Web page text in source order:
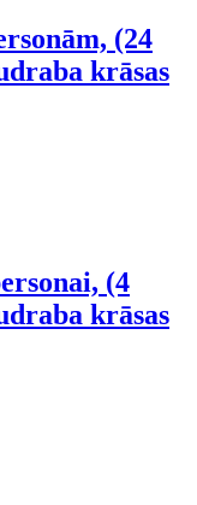
(24
krāsas
(4
krāsas